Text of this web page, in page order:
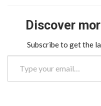
Discover
Subscribe to get the
Type your email…